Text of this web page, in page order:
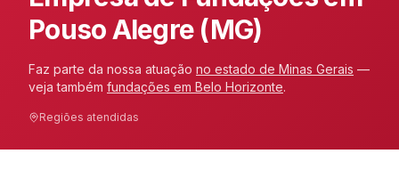
Pouso Alegre (MG)
Faz parte da nossa atuação no estado de Minas Gerais —
veja também fundações em Belo Horizonte.
Regiões atendidas